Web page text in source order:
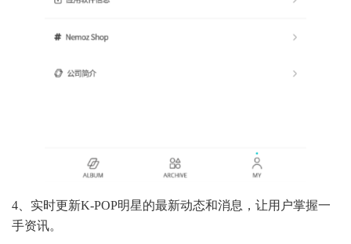
4、实时更新K-POP明星的最新动态和消息，让用户掌握一
手资讯。